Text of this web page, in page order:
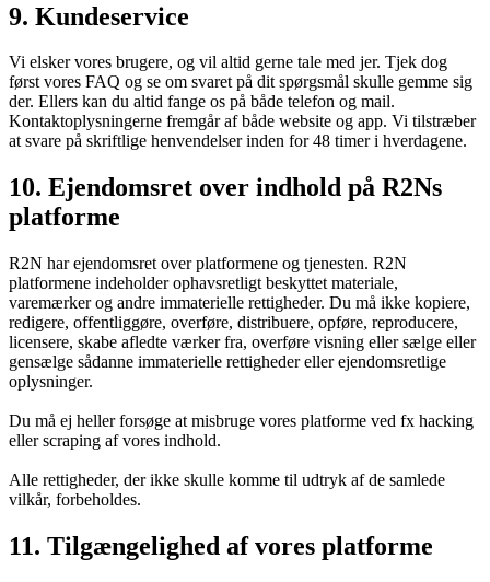
9. Kundeservice
Vi elsker vores brugere, og vil altid gerne tale med jer. Tjek dog
først vores FAQ og se om svaret på dit spørgsmål skulle gemme sig
der. Ellers kan du altid fange os på både telefon og mail.
Kontaktoplysningerne fremgår af både website og app. Vi tilstræber
at svare på skriftlige henvendelser inden for 48 timer i hverdagene.
10. Ejendomsret over indhold på R2Ns
platforme
R2N har ejendomsret over platformene og tjenesten. R2N
platformene indeholder ophavsretligt beskyttet materiale,
varemærker og andre immaterielle rettigheder. Du må ikke kopiere,
redigere, offentliggøre, overføre, distribuere, opføre, reproducere,
licensere, skabe afledte værker fra, overføre visning eller sælge eller
gensælge sådanne immaterielle rettigheder eller ejendomsretlige
oplysninger.
Du må ej heller forsøge at misbruge vores platforme ved fx hacking
eller scraping af vores indhold.
Alle rettigheder, der ikke skulle komme til udtryk af de samlede
vilkår, forbeholdes.
11. Tilgængelighed af vores platforme